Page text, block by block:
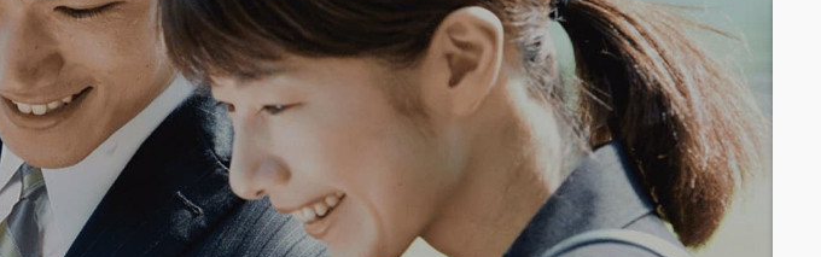
年 07 月 成交
四維天廈
新竹市新竹市四維路
總價
490萬
115 月 成交
菁英典藏
新竹市新竹市慈祥路
1,808